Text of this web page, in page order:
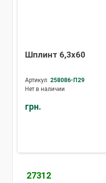
Шплинт 6,3х60
Артикул: 258086-П29
Нет в наличии
грн.
27312